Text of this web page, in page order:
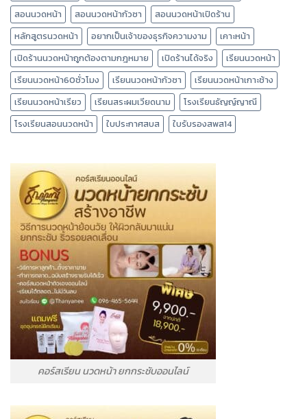
สอนนวดหน้า
สอนนวดหน้ากัวซา
สอนนวดหน้าเปิดร้าน
หลักสูตรนวดหน้า
อยากเป็นเจ้าของธุรกิจความงาม
เคาะหน้า
เปิดร้านนวดหน้าถูกต้องตามกฎหมาย
เปิดร้านได้จริง
เรียนนวดหน้า
เรียนนวดหน้า60ชั่วโมง
เรียนนวดหน้ากัวซา
เรียนนวดหน้าเกาะช้าง
เรียนนวดหน้าเรียว
เรียนสระผมเวียดนาม
โรงเรียนธัญญ์ญาณี
โรงเรียนสอนนวดหน้า
ใบประกาศสบส ใบรับรองสพส14
คอร์สเรียน นวดหน้า ยกกระชับออนไลน์